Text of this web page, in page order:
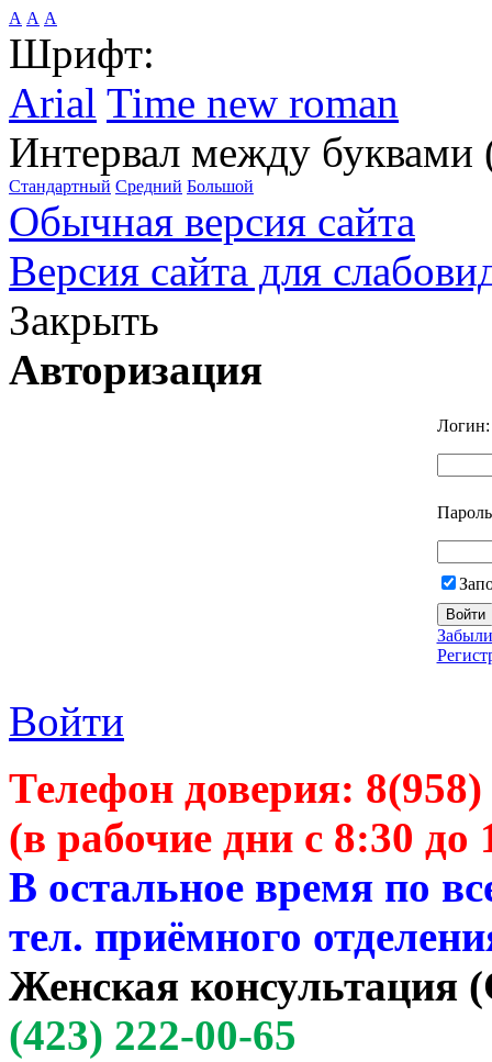
А А А
Шрифт:
Arial Time new roman
Интервал между буквами
Стандартный Средний Большой
Обычная версия сайта
Версия сайта для
Закрыть
Авторизация
Логин:
Войти
Телефон доверия:
(в рабочие дни с 8:30 до
В остальное время по
тел. приёмного
Женская консультация
(423) 222-00-65